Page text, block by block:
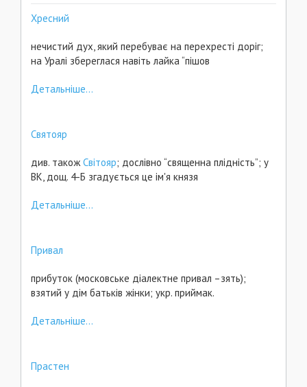
Хресний
нечистий дух, який перебуває на перехресті доріг;
на Уралі збереглася навіть лайка “пішов
Детальніше...
Святояр
див. такожСвітояр; дослівно “священна плідність”; у
ВК, дощ. 4-Б згадується це ім'я князя
Детальніше...
Привал
прибуток (московське діалектне привал –зять);
взятий у дім батьків жінки; укр. приймак.
Детальніше...
Прастен